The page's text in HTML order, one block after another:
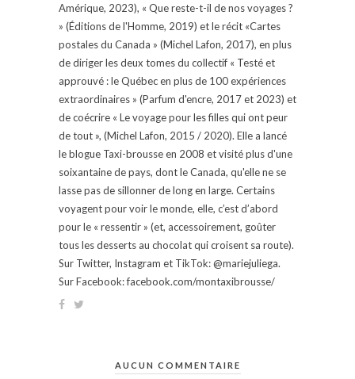
Amérique, 2023), « Que reste-t-il de nos voyages ?
» (Éditions de l'Homme, 2019) et le récit «Cartes
postales du Canada » (Michel Lafon, 2017), en plus
de diriger les deux tomes du collectif « Testé et
approuvé : le Québec en plus de 100 expériences
extraordinaires » (Parfum d'encre, 2017 et 2023) et
de coécrire « Le voyage pour les filles qui ont peur
de tout », (Michel Lafon, 2015 / 2020). Elle a lancé
le blogue Taxi-brousse en 2008 et visité plus d'une
soixantaine de pays, dont le Canada, qu'elle ne se
lasse pas de sillonner de long en large. Certains
voyagent pour voir le monde, elle, c’est d’abord
pour le « ressentir » (et, accessoirement, goûter
tous les desserts au chocolat qui croisent sa route).
Sur Twitter, Instagram et TikTok: @mariejuliega.
Sur Facebook: facebook.com/montaxibrousse/
AUCUN COMMENTAIRE